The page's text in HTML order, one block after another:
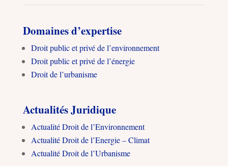
Domaines d’expertise
Droit public et privé de l’environnement
Droit public et privé de l’énergie
Droit de l’urbanisme
Actualités Juridique
Actualité Droit de l’Environnement
Actualité Droit de l’Energie – Climat
Actualité Droit de l’Urbanisme